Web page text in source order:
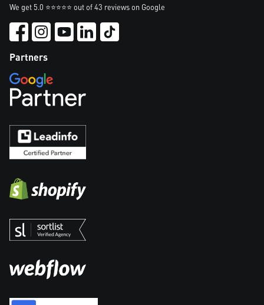
We get 5.0 ⭐⭐⭐⭐⭐ out of 43 reviews on Google
Partners